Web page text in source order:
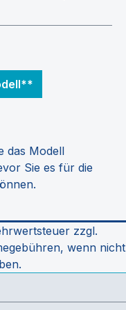
das Modell
Sie es für die
zzgl.
wenn nicht